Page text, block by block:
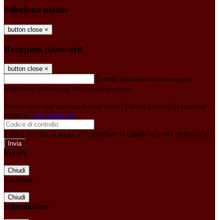
Seleziona utente
button close ×
Recupero password
button close ×
E-mail Verrà inviato un messaggio
all'indirizzo indicato con le istruzioni necessarie.
Non hai una e-mail associata al nome utente? Effettua il reset della password
tramite la Login Spaggiari
E-mail inviata, si prega di controllare la casella di posta elettronica!
Errore
Chiudi
Successo
Chiudi
Informazione